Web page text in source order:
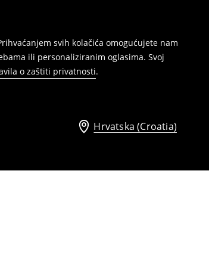
svih kolačića omogućujete nam
ili personaliziranim oglasima. Svoj
o zaštiti privatnosti.
Hrvatska (Croatia)